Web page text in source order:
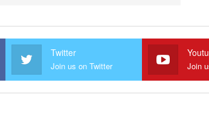
Twitter
Join us on Twitter Join